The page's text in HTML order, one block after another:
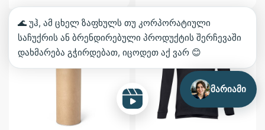
მარიამი
🌊 უჰ, ამ ცხელ ზაფხულს თუ კორპორატიული
საჩუქრის ან ბრენდირებული პროდუქტის შერჩევაში
დახმარება გჭირდებათ, იცოდეთ აქ ვარ 😊